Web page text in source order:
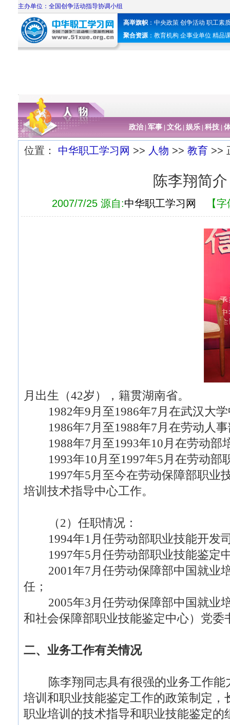
主办单位：全国创争活动指导协调小组
高举旗帜 ： 中央政策 创争活动 职工素
聚合资源： 教育机构 企事业单位 精品
政治| 军事 文化| 娱乐 科技
位置： 中华职工学习网 >> 人物 >> 教育 >>
陈李翔简介
2007/7/25 源自:中华职工学习网 【
月出生（42岁），籍贯湖南省。
1982年9月至1986年7月在武汉大学
1986年7月至1988年7月在劳动人事
1988年7月至1993年10月在劳动部
1993年10月至1997年5月在劳动部
1997年5月至今在劳动保障部职业
培训技术指导中心工作。
（2）任职情况：
1994年1月任劳动部职业技能开发
1997年5月任劳动部职业技能鉴定
2001年7月任劳动保障部中国就业
任；
2005年3月任劳动保障部中国就业
和社会保障部职业技能鉴定中心）党委
二、业务工作有关情况
陈李翔同志具有很强的业务工作能
培训和职业技能鉴定工作的政策制定，
职业培训的技术指导和职业技能鉴定的